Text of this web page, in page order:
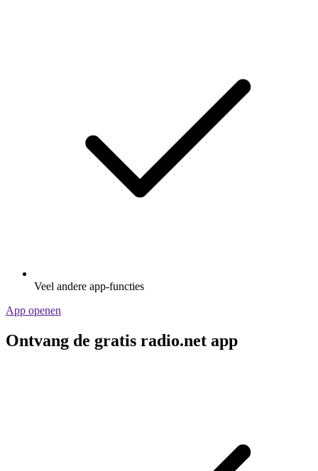
Veel andere app-functies
App openen
Ontvang de gratis radio.net app